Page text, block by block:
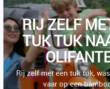
RIJ ZELF
TUK TUK
Rij zelf met een tuk tuk,
vaar op een